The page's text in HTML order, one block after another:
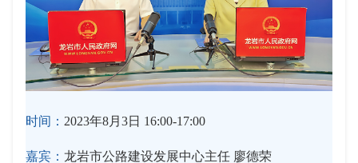
时间： 2023年8月3日 16:00-17:00
嘉宾： 龙岩市公路建设发展中心主任 廖德荣